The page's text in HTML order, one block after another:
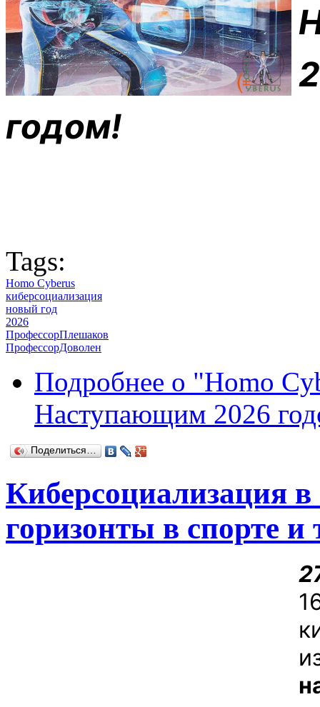
годом!
Tags:
Homo Cyberus
киберсоциализация
новый год
2026
ПрофессорПлешаков
ПрофессорДоволен
Подробнее о "Homo
Наступающим 2026
Поделиться…
Киберсоциализация
горизонты в спорте и